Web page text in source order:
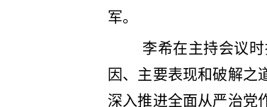
军。
李希在主持会议
因、主要表现和破解之
深入推进全面从严治党